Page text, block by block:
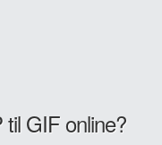
GIF online?